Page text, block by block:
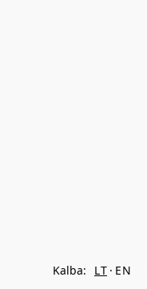
Kalba: LT EN